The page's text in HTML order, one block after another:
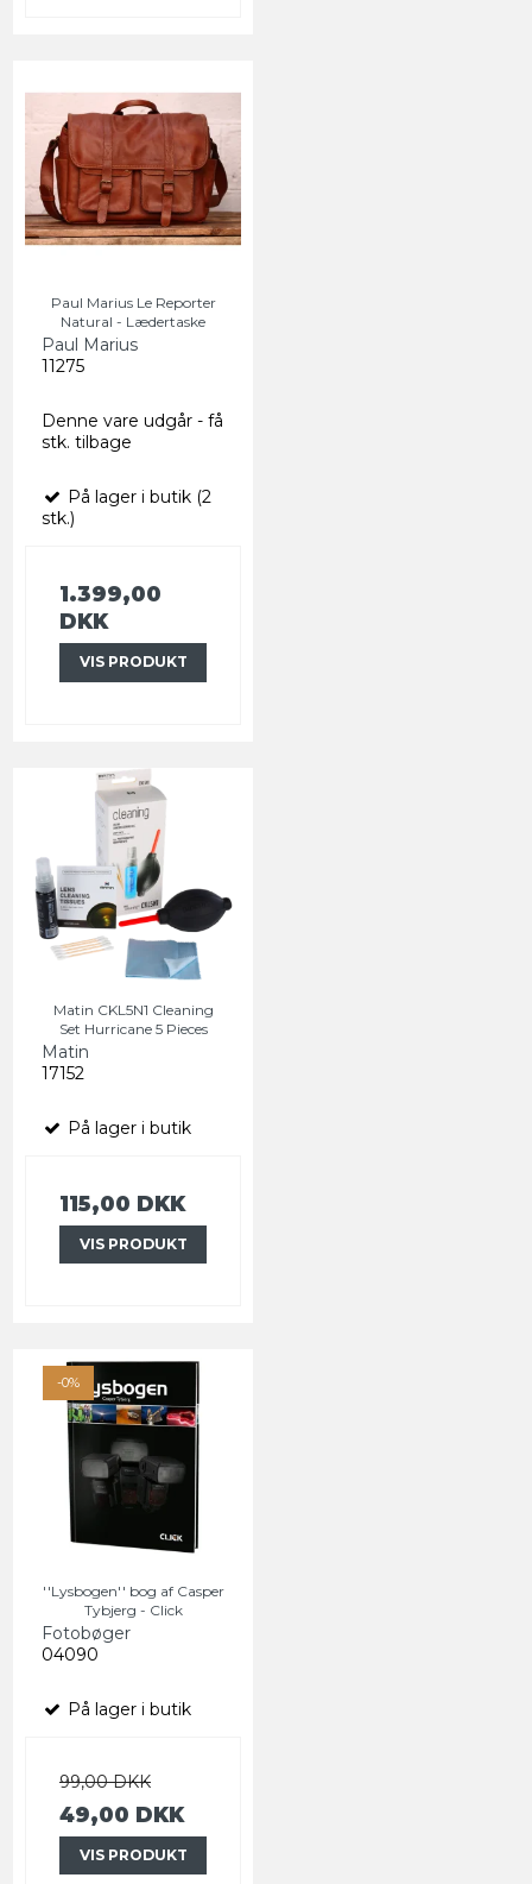
Paul Marius Le Reporter
Natural - Lædertaske
Paul Marius
11275
Denne vare udgår - få
stk. tilbage
På lager i butik (2
stk.)
1.399,00
DKK
VIS PRODUKT
Matin CKL5N1 Cleaning
Set Hurricane 5 Pieces
Matin
17152
På lager i butik
115,00 DKK
VIS PRODUKT
-0%
''Lysbogen'' bog af Casper
Tybjerg - Click
Fotobøger
04090
På lager i butik
99,00 DKK
49,00 DKK
VIS PRODUKT